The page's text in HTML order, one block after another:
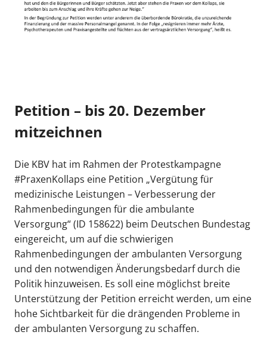
Petition – bis 20. Dezember
mitzeichnen
Die KBV hat im Rahmen der Protestkampagne
#PraxenKollaps eine Petition „Vergütung für
medizinische Leistungen – Verbesserung der
Rahmenbedingungen für die ambulante
Versorgung“ (ID 158622) beim Deutschen Bundestag
eingereicht, um auf die schwierigen
Rahmenbedingungen der ambulanten Versorgung
und den notwendigen Änderungsbedarf durch die
Politik hinzuweisen. Es soll eine möglichst breite
Unterstützung der Petition erreicht werden, um eine
hohe Sichtbarkeit für die drängenden Probleme in
der ambulanten Versorgung zu schaffen.